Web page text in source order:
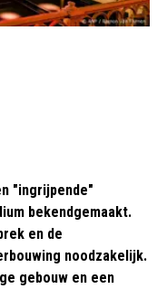
"ingrijpende"
bekendgemaakt.
en de
noodzakelijk.
gebouw en een